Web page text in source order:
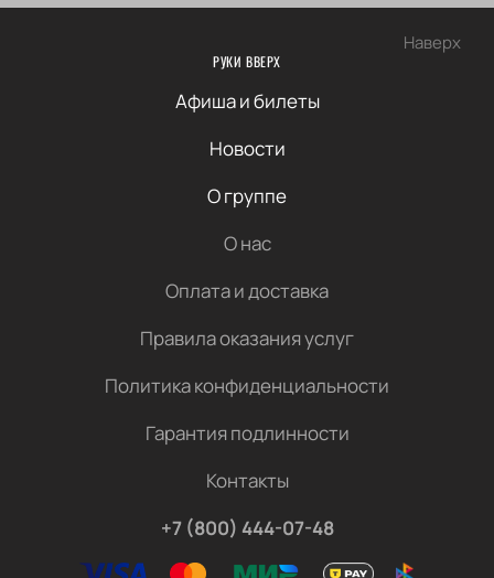
Наверх
РУКИ ВВЕРХ
Афиша и билеты
Новости
О группе
О нас
Оплата и доставка
Правила оказания услуг
Политика конфиденциальности
Гарантия подлинности
Контакты
+7 (800) 444-07-48